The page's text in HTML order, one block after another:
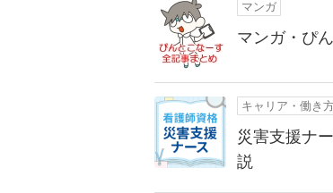
マンガ
マンガ・ぴ
キャリア・働き
災害支援ナ
説